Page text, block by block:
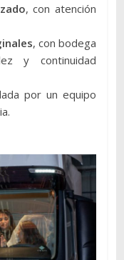
, con atención
, con bodega
y continuidad
por un equipo